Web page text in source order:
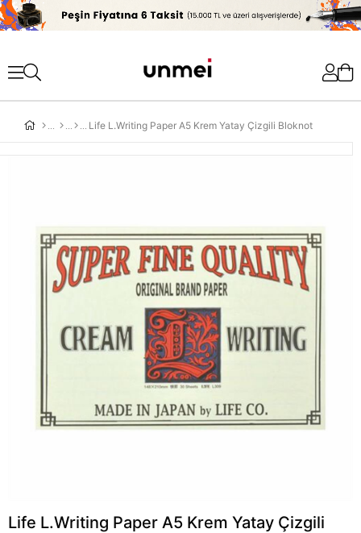
'
Life L.Writing Paper A5 Krem Yatay Çizgili Bloknot
Life L.Writing Paper A5 Krem Yatay Çizgili